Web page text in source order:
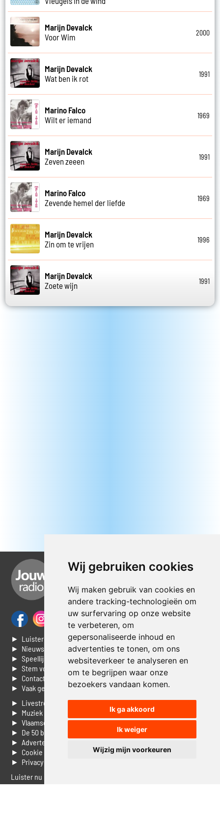
Wij gebruiken cookies
Wij maken gebruik van cookies en
andere tracking-technologieën om
uw surfervaring op onze website
te verbeteren, om
gepersonaliseerde inhoud en
advertenties te tonen, om ons
websiteverkeer te analyseren en
om te begrijpen waar onze
bezoekers vandaan komen.
Ik ga akkoord
Ik weiger
Wijzig mijn voorkeuren
Marijn Devalck
Voor Wim
2000
Marijn Devalck
Wat ben ik rot
1991
Marino Falco
Wilt er iemand
1969
Marijn Devalck
Zeven zeeen
1991
Marino Falco
Zevende hemel der liefde
1969
Marijn Devalck
Zin om te vrijen
1996
Marijn Devalck
Zoete wijn
1991
► Luisteren naar Jouwradio
► Nieuws
► Speellijst
► Stem voor de Dag top 3
► Contacteer ons
► Vaak gestelde vragen
► Livestream informatie
► Muziek opzoeken
► Vlaamse 100 Aller tijden
► De 50 beste van...
► Adverteren op Jouwradio
► Cookie voorkeuren wijzigen
► Privacyinformatie
Luister nu naar Jouwradio! De beste Nederlandstalige muziek
uit de lage landen hoor je hier al 20 jaar. In digitale kwaliteit op je